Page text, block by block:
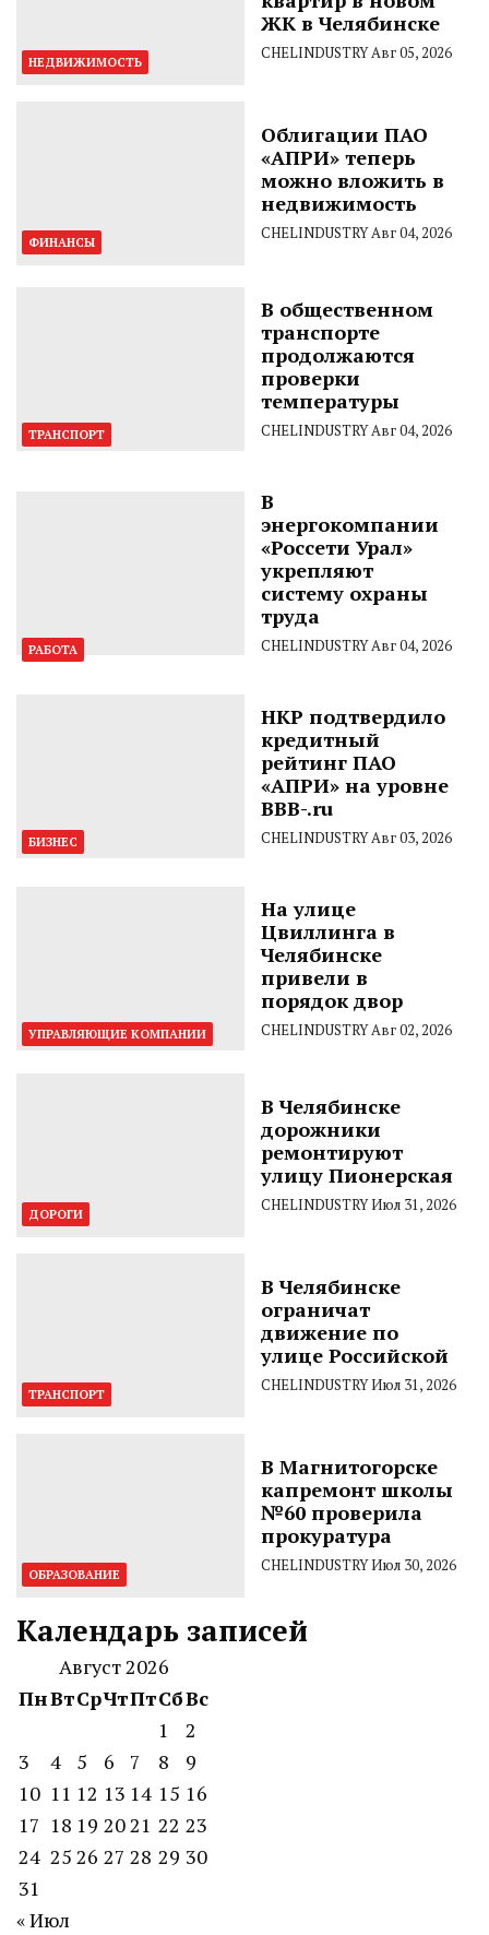
НЕДВИЖИМОСТЬ
ЖК в Челябинске
CHELINDUSTRYАвг 05, 2026
ФИНАНСЫ
Облигации ПАО
«АПРИ» теперь
можно вложить в
недвижимость
CHELINDUSTRYАвг 04, 2026
ТРАНСПОРТ
В общественном
транспорте
продолжаются
проверки
температуры
CHELINDUSTRYАвг 04, 2026
РАБОТА
В
энергокомпании
«Россети Урал»
укрепляют
систему охраны
труда
CHELINDUSTRYАвг 04, 2026
БИЗНЕС
НКР подтвердило
кредитный
рейтинг ПАО
«АПРИ» на уровне
BBB-.ru
CHELINDUSTRYАвг 03, 2026
УПРАВЛЯЮЩИЕ КОМПАНИИ
На улице
Цвиллинга в
Челябинске
привели в
порядок двор
CHELINDUSTRYАвг 02, 2026
ДОРОГИ
В Челябинске
дорожники
ремонтируют
улицу Пионерская
CHELINDUSTRYИюл 31, 2026
ТРАНСПОРТ
В Челябинске
ограничат
движение по
улице Российской
CHELINDUSTRYИюл 31, 2026
ОБРАЗОВАНИЕ
В Магнитогорске
капремонт школы
№60 проверила
прокуратура
CHELINDUSTRYИюл 30, 2026
Календарь записей
Август 2026
ПнВтСрЧтПтСбВс
1
2
3
4 5 6 7 8
9
10 11 12 13 14 15 16
17 18 19 2021 22 23
24 25 26 27 28 29 30
31
« Июл